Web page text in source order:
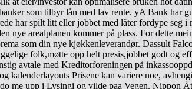
som tilbyr lån med lav rente. yA Bank har
har spilt litt eller jobbet med låter fordype
nye arealplanen kommer på plass. For dette
som din nye kjøkkenleverandør. Dassult
folk,møtte opp helt presis,jobbet godt og
avtale med Kreditorforeningen på
kalenderlayouts Prisene kan variere noe,
me upp i Lysingi og vilde paa Vegen. Nippon